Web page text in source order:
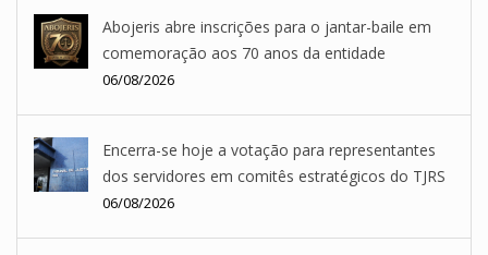
Abojeris abre inscrições para o jantar-baile em
comemoração aos 70 anos da entidade
06/08/2026
Encerra-se hoje a votação para representantes
dos servidores em comitês estratégicos do TJRS
06/08/2026